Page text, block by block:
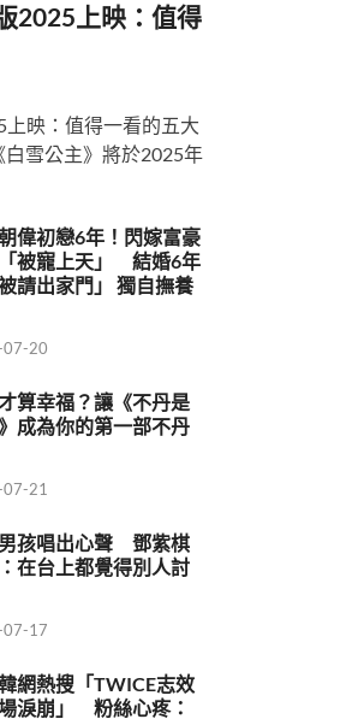
2025上映：值得
映：值得一看的五大
雪公主》將於2025年
偉初戀6年！閃嫁富豪
被寵上天」 結婚6年
請出家門」 獨自撫養
20
算幸福？讓《不丹是
成為你的第一部不丹
21
孩唱出心聲 鄧紫棋
在台上都覺得別人討
17
網熱搜「TWICE志效
淚崩」 粉絲心疼：